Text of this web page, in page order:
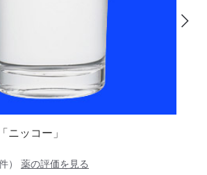
ニッコー」
） 薬の評価を見る